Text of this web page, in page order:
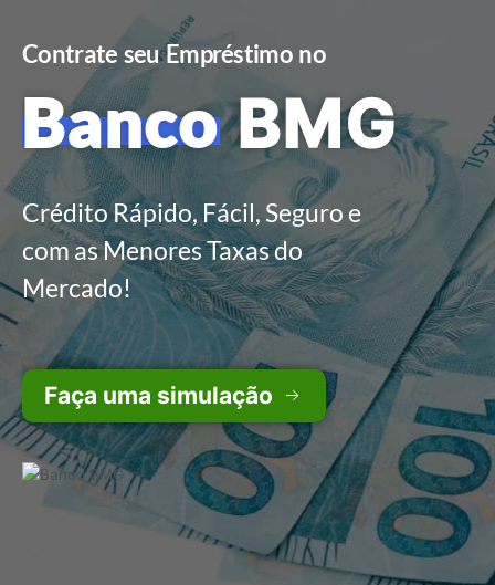
Contrate seu Empréstimo no
BancoBMG
Crédito Rápido, Fácil, Seguro e
com as Menores Taxas do
Mercado!
Faça uma simulação